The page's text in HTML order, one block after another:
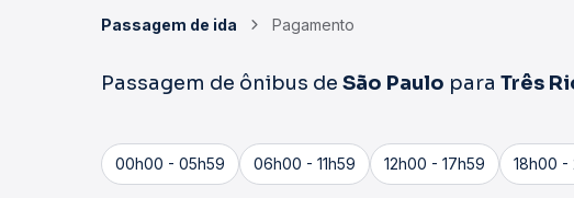
Passagem de ida Pagamento
Passagem de ônibus de São Paulo para Três
00h00 - 05h59 06h00 - 11h59 12h00 - 17h59 18h00 -